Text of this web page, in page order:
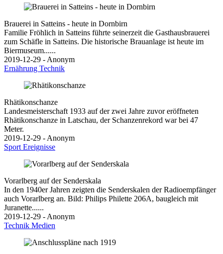
Brauerei in Satteins - heute in Dornbirn
Familie Fröhlich in Satteins führte seinerzeit die Gasthausbrauerei
zum Schäfle in Satteins. Die historische Brauanlage ist heute im
Biermuseum......
2019-12-29 - Anonym
Ernährung Technik
Rhätikonschanze
Landesmeisterschaft 1933 auf der zwei Jahre zuvor eröffneten
Rhätikonschanze in Latschau, der Schanzenrekord war bei 47
Meter.
2019-12-29 - Anonym
Sport Ereignisse
Vorarlberg auf der Senderskala
In den 1940er Jahren zeigten die Senderskalen der Radioempfänger
auch Vorarlberg an. Bild: Philips Philette 206A, baugleich mit
Juranette......
2019-12-29 - Anonym
Technik Medien